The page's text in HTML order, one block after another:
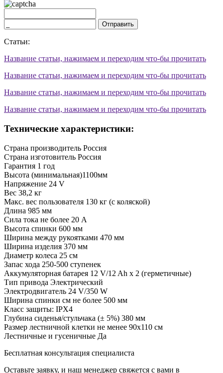
Отправить
Статьи:
Название статьи, нажимаем и переходим что-бы прочитать
Название статьи, нажимаем и переходим что-бы прочитать
Название статьи, нажимаем и переходим что-бы прочитать
Название статьи, нажимаем и переходим что-бы прочитать
Технические характеристики:
Страна производитель Россия
Страна изготовитель Россия
Гарантия 1 год
Высота (минимальная)1100мм
Напряжение 24 V
Вес 38,2 кг
Макс. вес пользователя 130 кг (с коляской)
Длина 985 мм
Сила тока не более 20 A
Высота спинки 600 мм
Ширина между рукоятками 470 мм
Ширина изделия 370 мм
Диаметр колеса 25 см
Запас хода 250-500 ступенек
Аккумуляторная батарея 12 V/12 Ah х 2 (герметичные)
Тип привода Электрический
Электродвигатель 24 V/350 W
Ширина спинки см не более 500 мм
Класс защиты: IPX4
Глубина сиденья/стульчака (± 5%) 380 мм
Размер лестничной клетки не менее 90х110 см
Лестничные и гусеничные Да
Бесплатная консультация специалиста
Оставьте заявку, и наш менеджер свяжется с вами в